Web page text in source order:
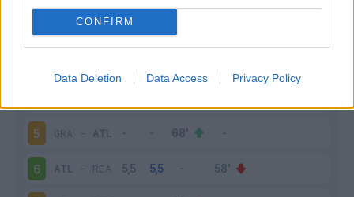
CONFIRM
Data Deletion Data Access Privacy Policy
-ATH
5 GRA - ATL
6 ATL - REA